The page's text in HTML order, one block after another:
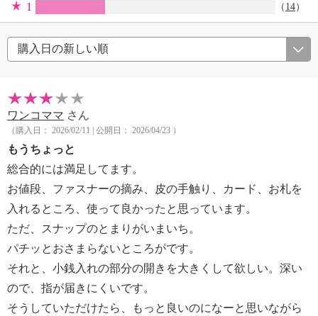
1 （ 14）
ワンコママ さん
（購入日： 2026/02/11 | 公開日： 2026/04/23 ）
もうちょっと
総合的には満足してます。
お値段、ファスナーの摘み、皮の手触り、カード、お札を
入れるところ、使って良かったと思っています。
ただ、スナップのとまりがいまいち。
パチッとおさまらないところがです。
それと、小銭入れの部分の開きを大きくして欲しい。深い
ので、指が届きにくいです。
そうしていただけたら、もっと良いのになーと思いながら